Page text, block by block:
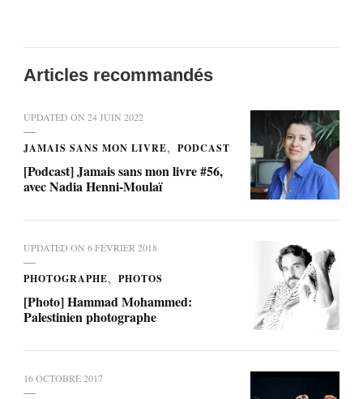
Articles recommandés
UPDATED ON 24 JUIN 2022
JAMAIS SANS MON LIVRE PODCAST
[Podcast] Jamais sans mon livre #56,
avec Nadia Henni-Moulaï
UPDATED ON 6 FÉVRIER 2018
PHOTOGRAPHE PHOTOS
[Photo] Hammad Mohammed:
Palestinien photographe
16 OCTOBRE 2017